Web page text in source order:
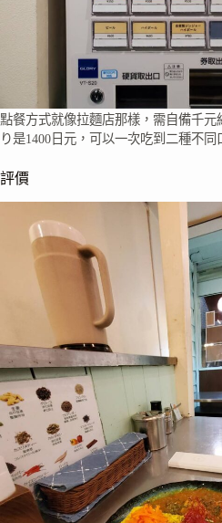
點餐方式就像拉麵店那樣，需自備千元
り是1400日元，可以一次吃到二種不同
評價